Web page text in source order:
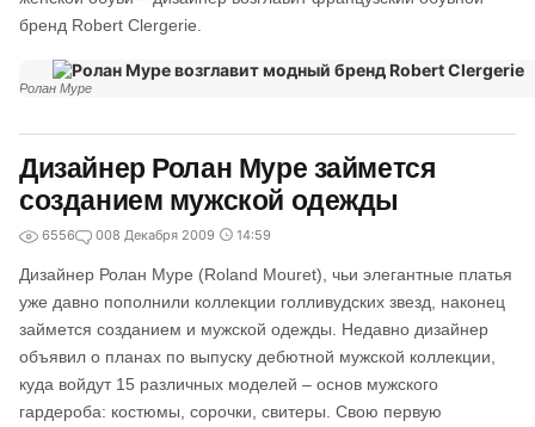
бренд Robert Clergerie.
Ролан Муре
Дизайнер Ролан Муре займется
созданием мужской одежды
6556 008 Декабря 2009 14:59
Дизайнер Ролан Муре (Roland Mouret), чьи элегантные платья
уже давно пополнили коллекции голливудских звезд, наконец
займется созданием и мужской одежды. Недавно дизайнер
объявил о планах по выпуску дебютной мужской коллекции,
куда войдут 15 различных моделей – основ мужского
гардероба: костюмы, сорочки, свитеры. Свою первую